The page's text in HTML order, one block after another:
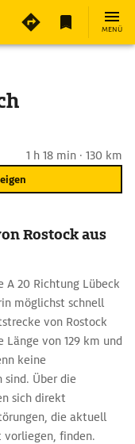
MENÜ
1 h 18 min · 130 km
Rostock aus
20 Richtung Lübeck
möglichst schnell
von Rostock
von 129 km und
keine
Über die
sich direkt
die aktuell
vorliegen, finden.